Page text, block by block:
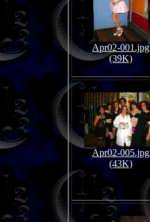
Apr02-001.jpg
(39K)
Apr02-005.jpg
(43K)